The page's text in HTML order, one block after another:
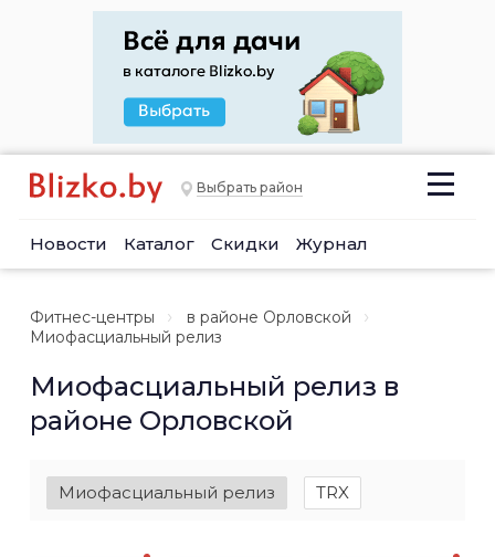
Выбрать район
Новости Каталог Скидки Журнал
Фитнес-центры
в районе Орловской
Миофасциальный релиз
Миофасциальный релиз в
районе Орловской
Миофасциальный релиз TRX